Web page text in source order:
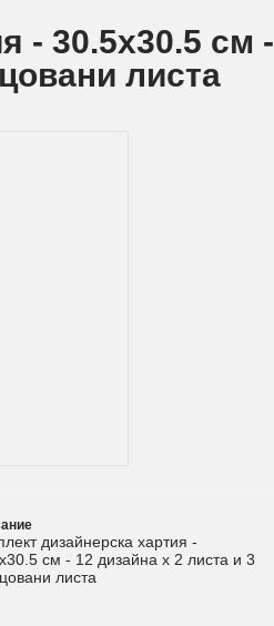
- 30.5x30.5 см -
листа
дизайнерска хартия -
см - 12 дизайна x 2 листа и 3
листа